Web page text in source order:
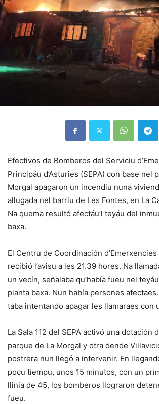
Efectivos de Bomberos del Serviciu
Principáu d’Asturies (SEPA) con base nel
Morgal apagaron un incendiu nuna
allugada nel barriu de Les Fontes, en La
Na quema resultó afectáu’l teyáu del
baxa.
El Centru de Coordinación
recibió l’avisu a les 21.39 hores. Na
un vecín, señalaba qu’había fueu nel teyáu
planta baxa. Nun había persones
taba intentando apagar les llamaraes con
La Sala 112 del SEPA activó una dotación
parque de La Morgal y otra dende
postrera nun llegó a intervenir. En
pocu tiempu, unos 15 minutos, con un
llinia de 45, los bomberos llograron
fueu.